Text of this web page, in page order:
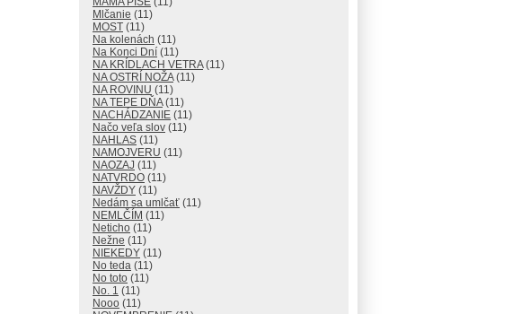
Mlčanie (11)
MOST (11)
Na kolenách (11)
Na Konci Dní (11)
NA KRÍDLACH VETRA(11)
NA OSTRÍ NOŽA(11)
NA ROVINU (11)
NA TEPE DŇA(11)
NACHÁDZANIE (11)
Načo veľa slov (11)
NAHLAS (11)
NAMOJVERU (11)
NAOZAJ (11)
NATVRDO (11)
NAVŽDY (11)
Nedám sa umlčať (11)
NEMLČÍM (11)
Neticho (11)
Nežne (11)
NIEKEDY (11)
No teda (11)
No toto (11)
No. 1 (11)
Nooo (11)